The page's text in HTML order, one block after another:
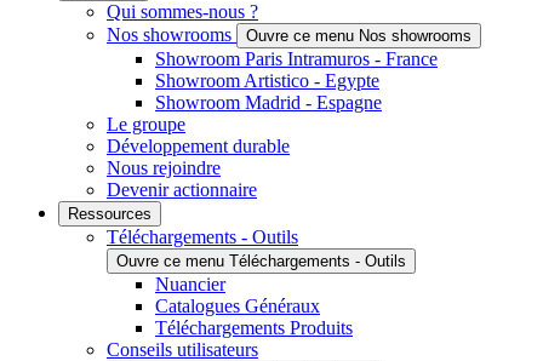
Qui sommes-nous ?
Nos showrooms
Ouvre ce menu Nos showrooms
Showroom Paris Intramuros - France
Showroom Artistico - Egypte
Showroom Madrid - Espagne
Le groupe
Développement durable
Nous rejoindre
Devenir actionnaire
Ressources
Téléchargements - Outils
Ouvre ce menu Téléchargements - Outils
Nuancier
Catalogues Généraux
Téléchargements Produits
Conseils utilisateurs